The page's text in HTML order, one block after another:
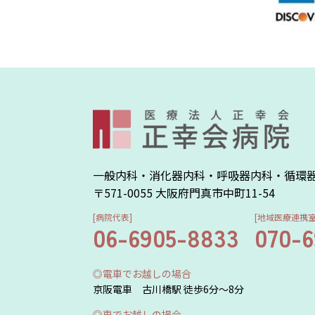
一般内科・消化器内科・呼吸器内科・循環
〒571-0055 大阪府門真市中町11-54
[病院代表]
06-6905-8833
[地域医療連携
070-
◎電車でお越しの場合
京阪電車 古川橋駅 徒歩6分～8分